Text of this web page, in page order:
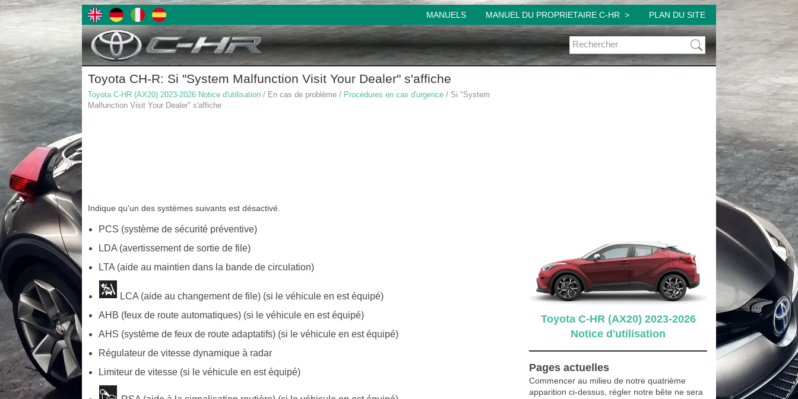
MANUELS MANUEL DU PROPRIETAIRE C-HR PLAN DU SITE
Toyota CH-R: Si "System Malfunction Visit Your Dealer" s'affiche
Toyota C-HR (AX20) 2023-2026 Notice d'utilisation / En cas de problème / Procédures en cas d'urgence / Si "System
Malfunction Visit Your Dealer" s'affiche
Indique qu'un des systèmes suivants est désactivé.
PCS (système de sécurité préventive)
LDA (avertissement de sortie de file)
LTA (aide au maintien dans la bande de circulation)
LCA (aide au changement de file) (si le véhicule en est équipé)
AHB (feux de route automatiques) (si le véhicule en est équipé)
AHS (système de feux de route adaptatifs) (si le véhicule en est équipé)
Régulateur de vitesse dynamique à radar
Limiteur de vitesse (si le véhicule en est équipé)
Toyota C-HR (AX20) 2023-2026
Notice d'utilisation
Pages actuelles
Commencer au milieu de notre quatrième
apparition ci-dessus, régler notre bête ne sera